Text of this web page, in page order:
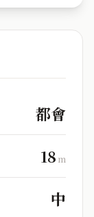
都會
18 m
中